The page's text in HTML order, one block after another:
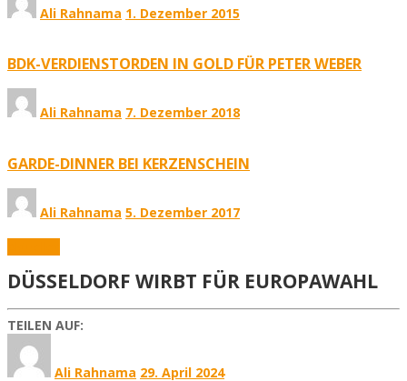
Ali Rahnama 1. Dezember 2015
BDK-VERDIENSTORDEN IN GOLD FÜR PETER WEBER
Ali Rahnama 7. Dezember 2018
GARDE-DINNER BEI KERZENSCHEIN
Ali Rahnama 5. Dezember 2017
DÜSSELDORF WIRBT FÜR EUROPAWAHL
TEILEN AUF:
Ali Rahnama 29. April 2024